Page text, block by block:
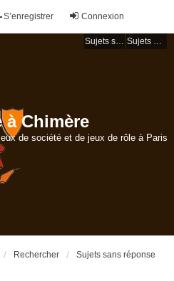
Connexion
S’enregistrer
Sujets sans réponse Sujets actifs
à Chimère
de société et de jeux de rôle à Paris
Rechercher Sujets sans réponse